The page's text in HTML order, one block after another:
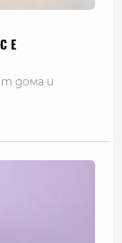
Е
дома и